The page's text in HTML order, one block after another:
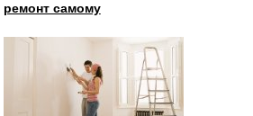
ремонт самому